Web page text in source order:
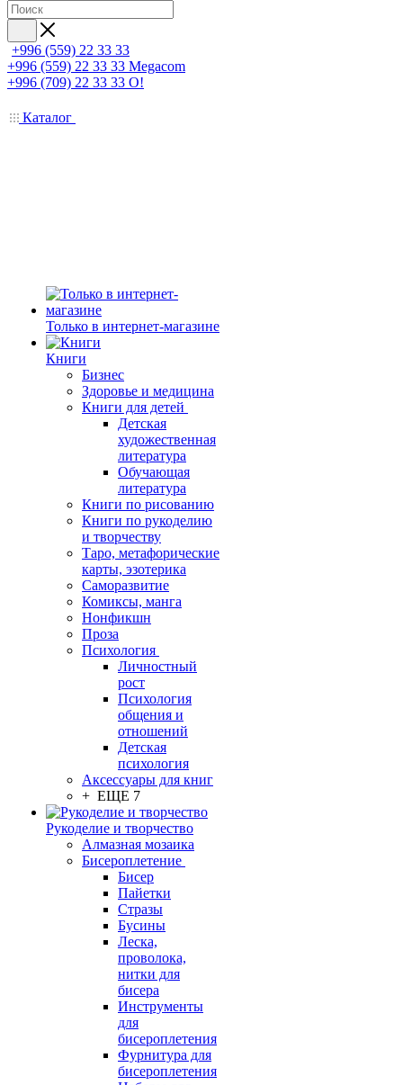
+996 (559) 22 33 33
+996 (559) 22 33 33 Megacom
+996 (709) 22 33 33 O!
Каталог
Только в интернет-магазине
Книги
Бизнес
Здоровье и медицина
Книги для детей
Детская
художественная
литература
Обучающая
литература
Книги по рисованию
Книги по рукоделию
и творчеству
Таро, метафорические
карты, эзотерика
Саморазвитие
Комиксы, манга
Нонфикшн
Проза
Психология
Личностный
рост
Психология
общения и
отношений
Детская
психология
Аксессуары для книг
+ ЕЩЕ 7
Рукоделие и творчество
Алмазная мозаика
Бисероплетение
Бисер
Пайетки
Стразы
Бусины
Леска,
проволока,
нитки для
бисера
Инструменты
для
бисероплетения
Фурнитура для
бисероплетения